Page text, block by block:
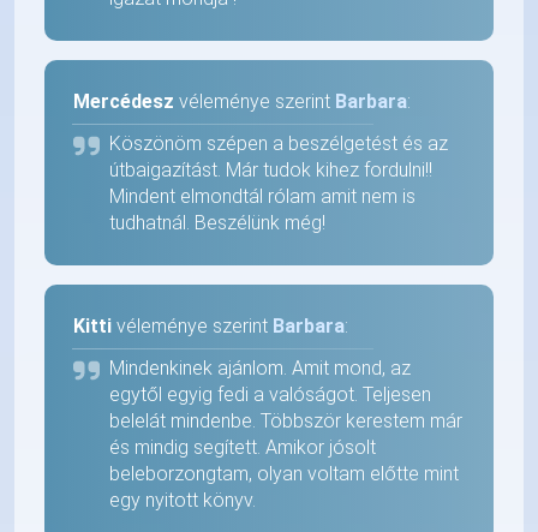
Mercédesz véleménye szerint Barbara:
Köszönöm szépen a beszélgetést és az
útbaigazítást. Már tudok kihez fordulni!!
Mindent elmondtál rólam amit nem is
tudhatnál. Beszélünk még!
Kitti véleménye szerint Barbara:
Mindenkinek ajánlom. Amit mond, az
egytől egyig fedi a valóságot. Teljesen
belelát mindenbe. Többször kerestem már
és mindig segített. Amikor jósolt
beleborzongtam, olyan voltam előtte mint
egy nyitott könyv.